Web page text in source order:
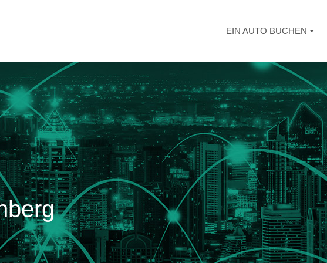
EIN AUTO BUCHEN